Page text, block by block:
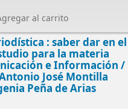
al carrito
: saber dar en el
para la materia
e Información /
José Montilla
Peña de Arias